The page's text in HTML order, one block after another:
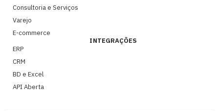
Consultoria e Serviços
Varejo
E-commerce
INTEGRAÇÕES
ERP
CRM
BD e Excel
API Aberta